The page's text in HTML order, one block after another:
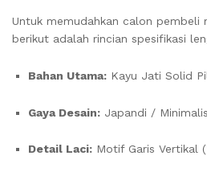
Untuk memudahkan calon pembeli
berikut adalah rincian spesifikasi
Bahan Utama: Kayu Jati Solid
Gaya Desain: Japandi /
Detail Laci: Motif Garis Vertikal (